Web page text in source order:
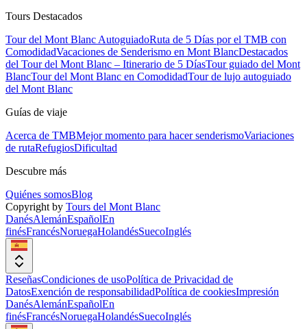
Tours Destacados
Tour del Mont Blanc AutoguiadoRuta de 5 Días por el TMB con
ComodidadVacaciones de Senderismo en Mont BlancDestacados
del Tour del Mont Blanc – Itinerario de 5 DíasTour guiado del Mont
BlancTour del Mont Blanc en ComodidadTour de lujo autoguiado
del Mont Blanc
Guías de viaje
Acerca de TMBMejor momento para hacer senderismoVariaciones
de rutaRefugiosDificultad
Descubre más
Quiénes somosBlog
Copyright by Tours del Mont Blanc
DanésAlemánEspañolEn
finésFrancésNoruegaHolandésSuecoInglés
ReseñasCondiciones de usoPolítica de Privacidad de
DatosExención de responsabilidadPolítica de cookiesImpresión
DanésAlemánEspañolEn
finésFrancésNoruegaHolandésSuecoInglés